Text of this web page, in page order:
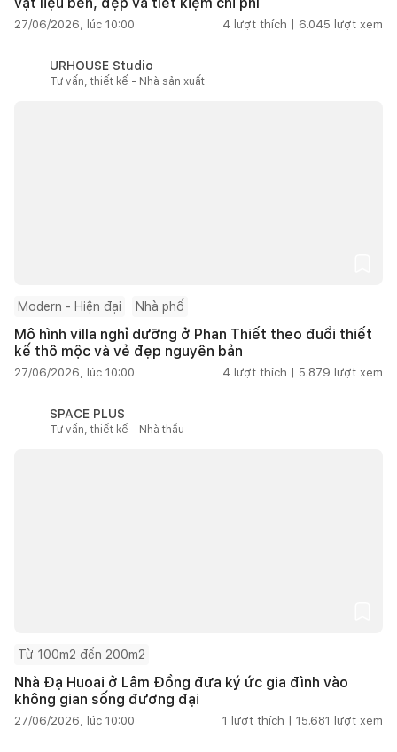
27/06/2026, lúc 10:00 4 lượt thích | 6.045 lượt xem
URHOUSE Studio
Tư vấn, thiết kế - Nhà sản xuất
Modern - Hiện đại Nhà phố
Mô hình villa nghỉ dưỡng ở Phan Thiết theo đuổi thiết
kế thô mộc và vẻ đẹp nguyên bản
27/06/2026, lúc 10:00 4 lượt thích | 5.879 lượt xem
SPACE PLUS
Tư vấn, thiết kế - Nhà thầu
Từ 100m2 đến 200m2
Nhà Đạ Huoai ở Lâm Đồng đưa ký ức gia đình vào
không gian sống đương đại
27/06/2026, lúc 10:00 1 lượt thích | 15.681 lượt xem